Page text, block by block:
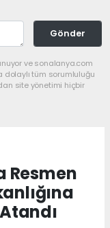
Gönder
ve sonalanya.com
dolaylı tüm sorumluluğu
site yönetimi hiçbir
Resmen